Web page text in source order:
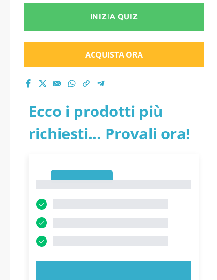
INIZIA QUIZ
ACQUISTA ORA
Ecco i prodotti più
richiesti... Provali ora!